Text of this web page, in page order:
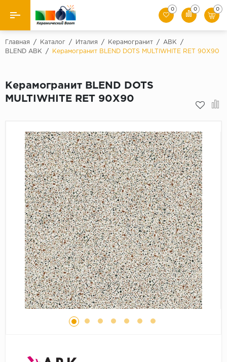
Назад
Керамическая плитка
Мозаики
Искусственный камень
Клинкер
0 0 0
Главная / Каталог / Италия / Керамогранит / ABK
/
BLEND ABK
/ Керамогранит BLEND DOTS MULTIWHITE RET 90X90
Керамогранит BLEND DOTS
MULTIWHITE RET 90X90